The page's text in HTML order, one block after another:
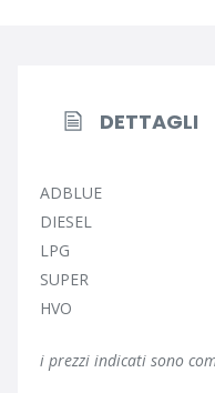
DETTAGLI
ADBLUE
DIESEL
LPG
SUPER
HVO
i prezzi indicati sono